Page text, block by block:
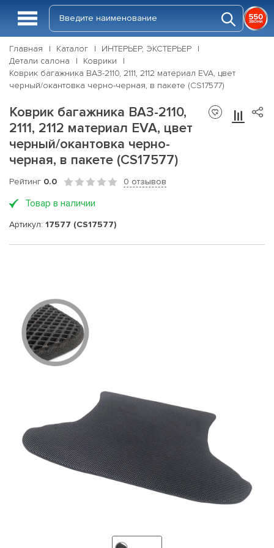
Главная Каталог
ИНТЕРЬЕР, ЭКСТЕРЬЕР
Детали салона
Коврики
Коврик багажника ВАЗ-2110, 2111, 2112 материал EVA, цвет
черный/окантовка черно-черная, в пакете (CS17577)
Коврик багажника ВАЗ-2110,
2111, 2112 материал EVA, цвет
черный/окантовка черно-
черная, в пакете (CS17577)
Рейтинг 0.0 0 отзывов
Товар в наличии
Артикул: 17577 (CS17577)